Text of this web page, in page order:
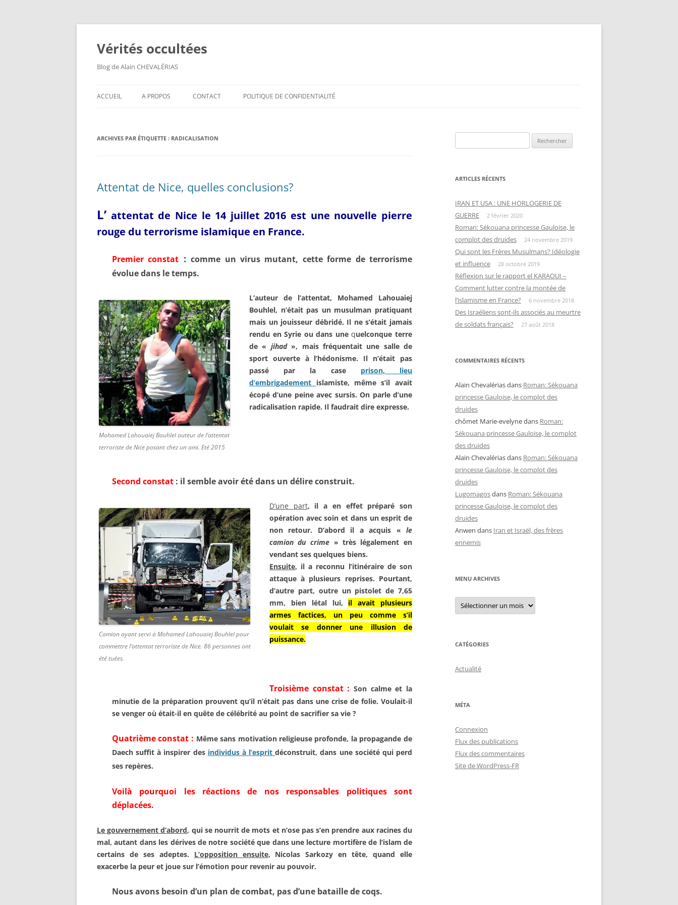
Aller
contenu
Vérités occultées
Blog de Alain CHEVALÉRIAS
ACCUEIL A PROPOS CONTACT POLITIQUE DE CONFIDENTIALITÉ
ARCHIVES PAR ÉTIQUETTE : RADICALISATION
Attentat de Nice, quelles conclusions?
L’ attentat de Nice le 14 juillet 2016 est une nouvelle pierre
rouge du terrorisme islamique en France.
Premier constat :comme un virus mutant, cette forme de terrorisme
évolue dans le temps.
Mohamed Lahouaiej Bouhlel auteur de l’attentat
terroriste de Nice posant chez un ami. Eté 2015
L’auteur de l’attentat, Mohamed Lahouaiej
Bouhlel, n’était pas un musulman pratiquant
mais un jouisseur débridé. Il ne s’était jamais
rendu en Syrie ou dans unequelconque terre
de « jihad», mais fréquentait une salle de
sport ouverte à l’hédonisme. Il n’était pas
passé par la case prison, lieu
d’embrigadement islamiste, même s’il avait
écopé d’une peine avec sursis. On parle d’une
radicalisation rapide. Il faudrait dire expresse.
Second constat : il semble avoir été dans un délire construit.
Camion ayant servi à Mohamed Lahouaiej Bouhlel pour
commettre l’attentat terroriste de Nice. 86 personnes ont
été tuées.
D’une part, il a en effet préparé son
opération avec soin et dans un esprit de
non retour. D’abord il a acquis « le
camion du crime » très légalement en
vendant ses quelques biens.
Ensuite, il a reconnu l’itinéraire de son
attaque à plusieurs reprises. Pourtant,
d’autre part, outre un pistolet de 7,65
mm, bien létal lui, il avait plusieurs
armes factices, un peu comme s’il
voulait se donner une illusion de
puissance.
Troisième constat : Son calme et la
minutie de la préparation prouvent qu’il n’était pas dans une crise de folie. Voulait-il
se venger où était-il en quête de célébrité au point de sacrifier sa vie ?
Quatrième constat : Même sans motivation religieuse profonde, la propagande de
Daech suffit à inspirer des individus à l’espritdéconstruit, dans une société qui perd
ses repères.
Voilà pourquoi les réactions de nos responsables politiques sont
déplacées.
Le gouvernement d’abord, qui se nourrit de mots et n’ose pass’en prendre aux racines du
mal,autant dans les dérives de notre société que dans une lecture mortifère de l’islam de
certains de ses adeptes. L’opposition ensuite, Nicolas Sarkozy en tête,quand elle
exacerbe la peur et joue sur l’émotion pour revenir au pouvoir.
Nous avons besoin d’un plan de combat, pas d’une bataille de coqs.
ARTICLES RÉCENTS
IRAN ET USA : UNE HORLOGERIE DE
GUERRE
2 février 2020
Roman: Sékouana princesse Gauloise, le
complot des druides
24 novembre 2019
Qui sont les Frères Musulmans? Idéologie
et influence
28 octobre 2019
Réflexion sur le rapport el KARAOUI –
Comment lutter contre la montée de
l’islamisme en France?
6 novembre 2018
Des Israéliens sont-ils associés au meurtre
de soldats français?
27 août 2018
COMMENTAIRES RÉCENTS
Alain Chevalériasdans Roman: Sékouana
princesse Gauloise, le complot des
druides
chômet Marie-evelynedans Roman:
Sékouana princesse Gauloise, le complot
des druides
Alain Chevalériasdans Roman: Sékouana
princesse Gauloise, le complot des
druides
Lugomagosdans Roman: Sékouana
princesse Gauloise, le complot des
druides
Anwen dans Iran et Israël, des frères
ennemis
MENU ARCHIVES
Menu
archives
CATÉGORIES
Actualité
MÉTA
Connexion
Flux des publications
Flux des commentaires
Site de WordPress-FR